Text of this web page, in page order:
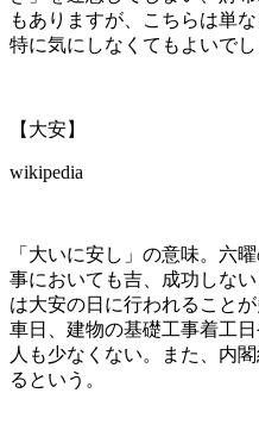
もありますが、こちらは単
特に気にしなくてもよいでし
【大安】
wikipedia
「大いに安し」の意味。六
事においても吉、成功しな
は大安の日に行われること
車日、建物の基礎工事着工
人も少なくない。また、内
るという。